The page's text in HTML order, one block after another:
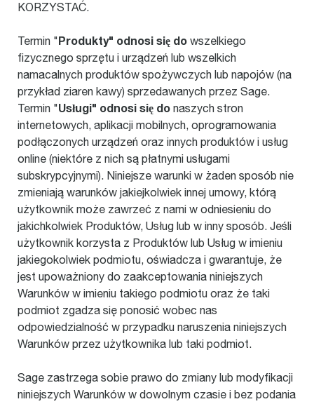
KORZYSTAĆ.
Termin "Produkty" odnosi się do wszelkiego
fizycznego sprzętu i urządzeń lub wszelkich
namacalnych produktów spożywczych lub napojów (na
przykład ziaren kawy) sprzedawanych przez Sage.
Termin "Usługi" odnosi się do naszych stron
internetowych, aplikacji mobilnych, oprogramowania
podłączonych urządzeń oraz innych produktów i usług
online (niektóre z nich są płatnymi usługami
subskrypcyjnymi). Niniejsze warunki w żaden sposób nie
zmieniają warunków jakiejkolwiek innej umowy, którą
użytkownik może zawrzeć z nami w odniesieniu do
jakichkolwiek Produktów, Usług lub w inny sposób. Jeśli
użytkownik korzysta z Produktów lub Usług w imieniu
jakiegokolwiek podmiotu, oświadcza i gwarantuje, że
jest upoważniony do zaakceptowania niniejszych
Warunków w imieniu takiego podmiotu oraz że taki
podmiot zgadza się ponosić wobec nas
odpowiedzialność w przypadku naruszenia niniejszych
Warunków przez użytkownika lub taki podmiot.
Sage zastrzega sobie prawo do zmiany lub modyfikacji
niniejszych Warunków w dowolnym czasie i bez podania